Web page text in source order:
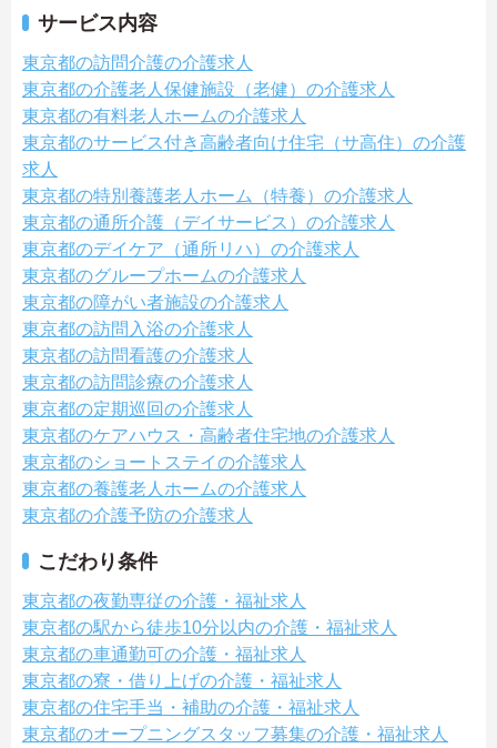
サービス内容
東京都の訪問介護の介護求人
東京都の介護老人保健施設（老健）の介護求人
東京都の有料老人ホームの介護求人
東京都のサービス付き高齢者向け住宅（サ高住）の介護
求人
東京都の特別養護老人ホーム（特養）の介護求人
東京都の通所介護（デイサービス）の介護求人
東京都のデイケア（通所リハ）の介護求人
東京都のグループホームの介護求人
東京都の障がい者施設の介護求人
東京都の訪問入浴の介護求人
東京都の訪問看護の介護求人
東京都の訪問診療の介護求人
東京都の定期巡回の介護求人
東京都のケアハウス・高齢者住宅地の介護求人
東京都のショートステイの介護求人
東京都の養護老人ホームの介護求人
東京都の介護予防の介護求人
こだわり条件
東京都の夜勤専従の介護・福祉求人
東京都の駅から徒歩10分以内の介護・福祉求人
東京都の車通勤可の介護・福祉求人
東京都の寮・借り上げの介護・福祉求人
東京都の住宅手当・補助の介護・福祉求人
東京都のオープニングスタッフ募集の介護・福祉求人